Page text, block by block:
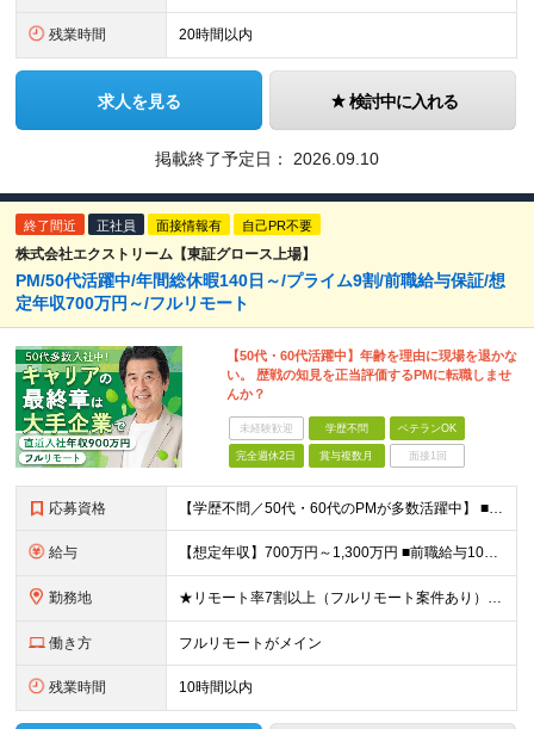
残業時間 20時間以内
求人を見る 検討中に入れる
掲載終了予定日： 2026.09.10
終了間近 正社員 面接情報有 自己PR不要
株式会社エクストリーム【東証グロース上場】
PM/50代活躍中/年間総休暇140日～/プライム9割/前職給与保証/想
定年収700万円～/フルリモート
【50代・60代活躍中】年齢を理由に現場を退かな
い。 歴戦の知見を正当評価するPMに転職しませ
んか？
未経験歓迎 学歴不問 ベテランOK
完全週休2日 賞与複数月 面接1回
応募資格 【学歴不問／50代・60代のPMが多数活躍中】 ■学歴不問 ■プロジェクト管理経験 ■PM、PLの実務経験（年数不問） ■上流工程（要件定義～テスト）の経験（年数不問） 【こんな方に特におすすめで
給与 【想定年収】700万円～1,300万円 ■前職給与100%保証 月給45万円～75万円 ＋ 賞与年2回（支給実績：3ヶ月分） ※給与には固定残業代(14万1000円～／見込み時間外労働15h～)を含
勤務地 ★リモート率7割以上（フルリモート案件あり） ★地方からの上京歓迎（北海道出身の方も活躍中◎） ★引っ越し支援金あり！ 1都3県(東京都23区内9割)、大阪、名古屋市のプロジェクト先での勤務となりま
働き方 フルリモートがメイン
残業時間 10時間以内